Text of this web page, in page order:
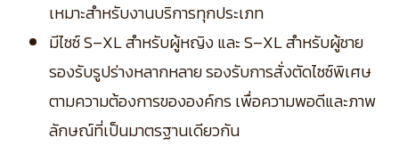
เหมาะสำหรับงานบริการทุกประเภท
มีไซซ์ S–XL สำหรับผู้หญิง และ S–XL สำหรับผู้ชาย
รองรับรูปร่างหลากหลายรองรับการสั่งตัดไซซ์พิเศษ
ตามความต้องการขององค์กร เพื่อความพอดีและภาพ
ลักษณ์ที่เป็นมาตรฐานเดียวกัน